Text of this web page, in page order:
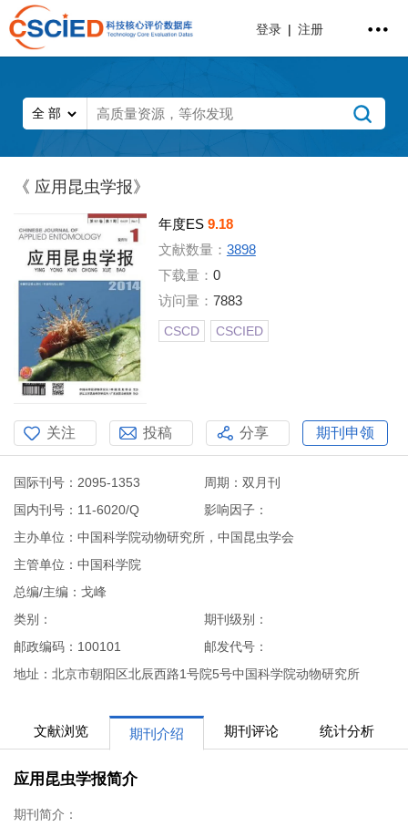
登录 | 注册
《 应用昆虫学报》
年度ES 9.18
文献数量： 3898
下载量： 0
访问量： 7883
CSCD CSCIED
关注 投稿 分享 期刊申领
国际刊号：2095-1353
周期：双月刊
国内刊号：11-6020/Q
影响因子：
主办单位：中国科学院动物研究所，中国昆虫学会
主管单位：中国科学院
总编/主编：戈峰
类别：
期刊级别：
邮政编码：100101
邮发代号：
地址：北京市朝阳区北辰西路1号院5号中国科学院动物研究所
文献浏览 期刊介绍 期刊评论 统计分析
应用昆虫学报简介
期刊简介：